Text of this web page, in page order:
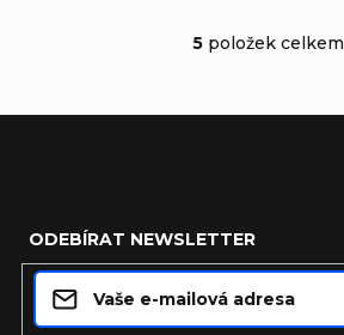
5položek celkem
ODEBÍRAT NEWSLETTER